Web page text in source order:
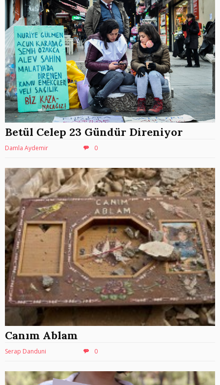
Betül Celep 23 Gündür Direniyor
Damla Aydemir 0
Canım Ablam
Serap Danduni 0